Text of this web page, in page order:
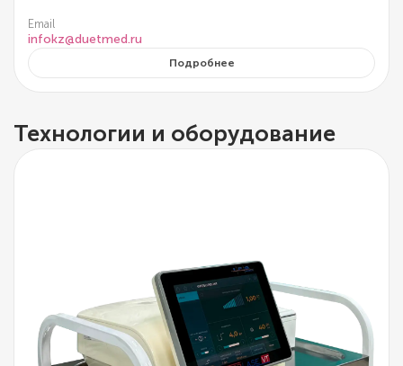
Email
infokz@duetmed.ru
Подробнее
Технологии и оборудование